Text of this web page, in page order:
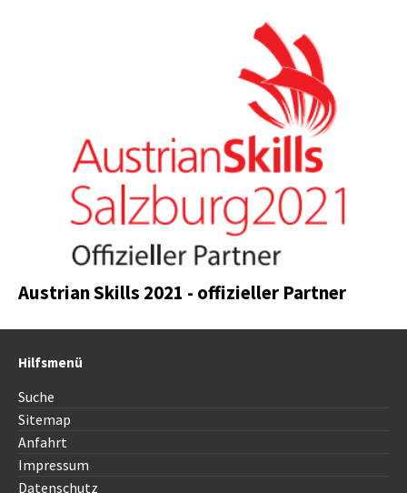
Austrian Skills 2021 - offizieller Partner
Hilfsmenü
Suche
Sitemap
Anfahrt
Impressum
Datenschutz